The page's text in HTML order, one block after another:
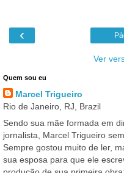
‹
Ver
Quem sou eu
Marcel Trigueiro
Rio de Janeiro, RJ, Brazil
Sendo sua mãe formada em
jornalista, Marcel Trigueiro
Sempre gostou muito de ler,
sua esposa para que ele